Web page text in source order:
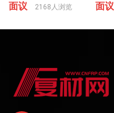
面议
2168人浏览
面议